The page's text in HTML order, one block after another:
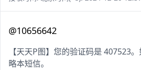
@10656642
【天天P图】您的验证码是 407523
略本短信。